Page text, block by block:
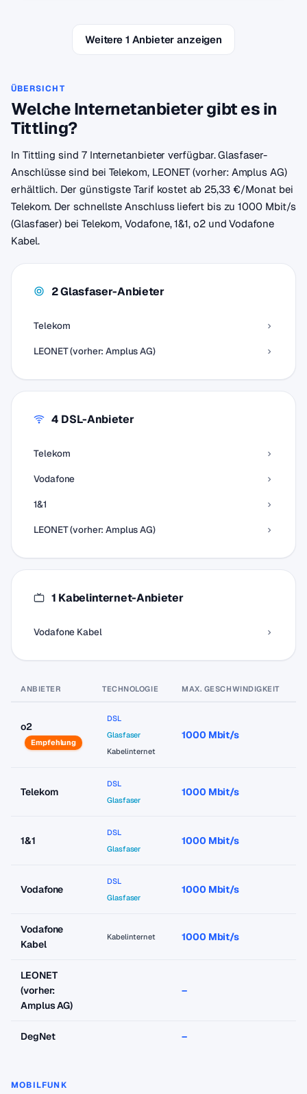
Weitere 1 Anbieter anzeigen
ÜBERSICHT
Welche Internetanbieter gibt es in
Tittling?
In Tittling sind 7 Internetanbieter verfügbar. Glasfaser-
Anschlüsse sind bei Telekom, LEONET (vorher: Amplus AG)
erhältlich. Der günstigste Tarif kostet ab 25,33 €/Monat bei
Telekom. Der schnellste Anschluss liefert bis zu 1000 Mbit/s
(Glasfaser) bei Telekom, Vodafone, 1&1, o2 und Vodafone
Kabel.
2 Glasfaser-Anbieter
Telekom
LEONET (vorher: Amplus AG)
4 DSL-Anbieter
Telekom
Vodafone
1&1
LEONET (vorher: Amplus AG)
1 Kabelinternet-Anbieter
Vodafone Kabel
ANBIETER TECHNOLOGIE MAX. GESCHWINDIGKEIT
o2
Empfehlung
DSL
Glasfaser
Kabelinternet
1000 Mbit/s
Telekom
DSL
Glasfaser
1000 Mbit/s
1&1
DSL
Glasfaser
1000 Mbit/s
Vodafone
DSL
Glasfaser
1000 Mbit/s
Vodafone
Kabel
Kabelinternet 1000 Mbit/s
LEONET
(vorher:
Amplus AG)
–
DegNet –
MOBILFUNK